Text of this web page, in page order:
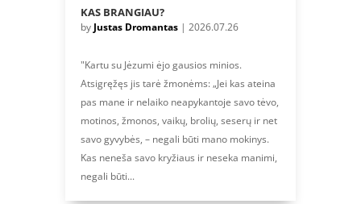
KAS BRANGIAU?
by Justas Dromantas| 2026.07.26
"Kartu su Jėzumi ėjo gausios minios.
Atsigręžęs jis tarė žmonėms: „Jei kas ateina
pas mane ir nelaiko neapykantoje savo tėvo,
motinos, žmonos, vaikų, brolių, seserų ir net
savo gyvybės, – negali būti mano mokinys.
Kas neneša savo kryžiaus ir neseka manimi,
negali būti...